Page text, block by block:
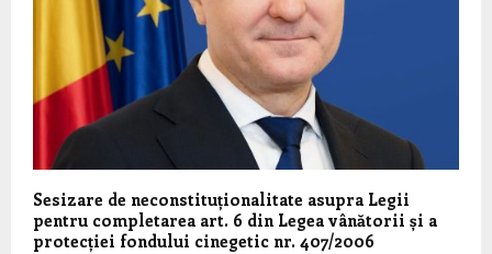
Sesizare de neconstituționalitate asupra Legii
pentru completarea art. 6 din Legea vânătorii și a
protecției fondului cinegetic nr. 407/2006